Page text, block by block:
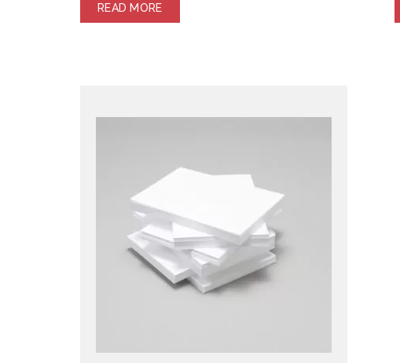
READ MORE